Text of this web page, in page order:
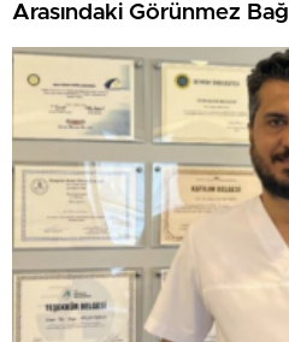
Arasındaki Görünmez Bağ